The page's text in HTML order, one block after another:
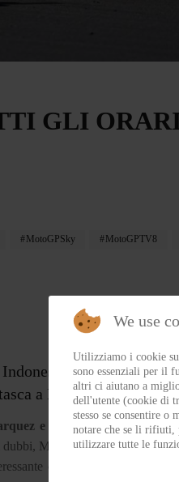
GLI
MotoGPSky MotoGPTV8
sul circuito di
a Marc Marquez.
e il giorno dopo il caso
Marc, libero dalla tensione
capire dove sia il suo
We use
Utilizziamo i cookie
sono essenziali per il
altri ci aiutano a
dell'utente (cookie di
stesso se consentire
notare che se li rifiuti,
utilizzare tutte le